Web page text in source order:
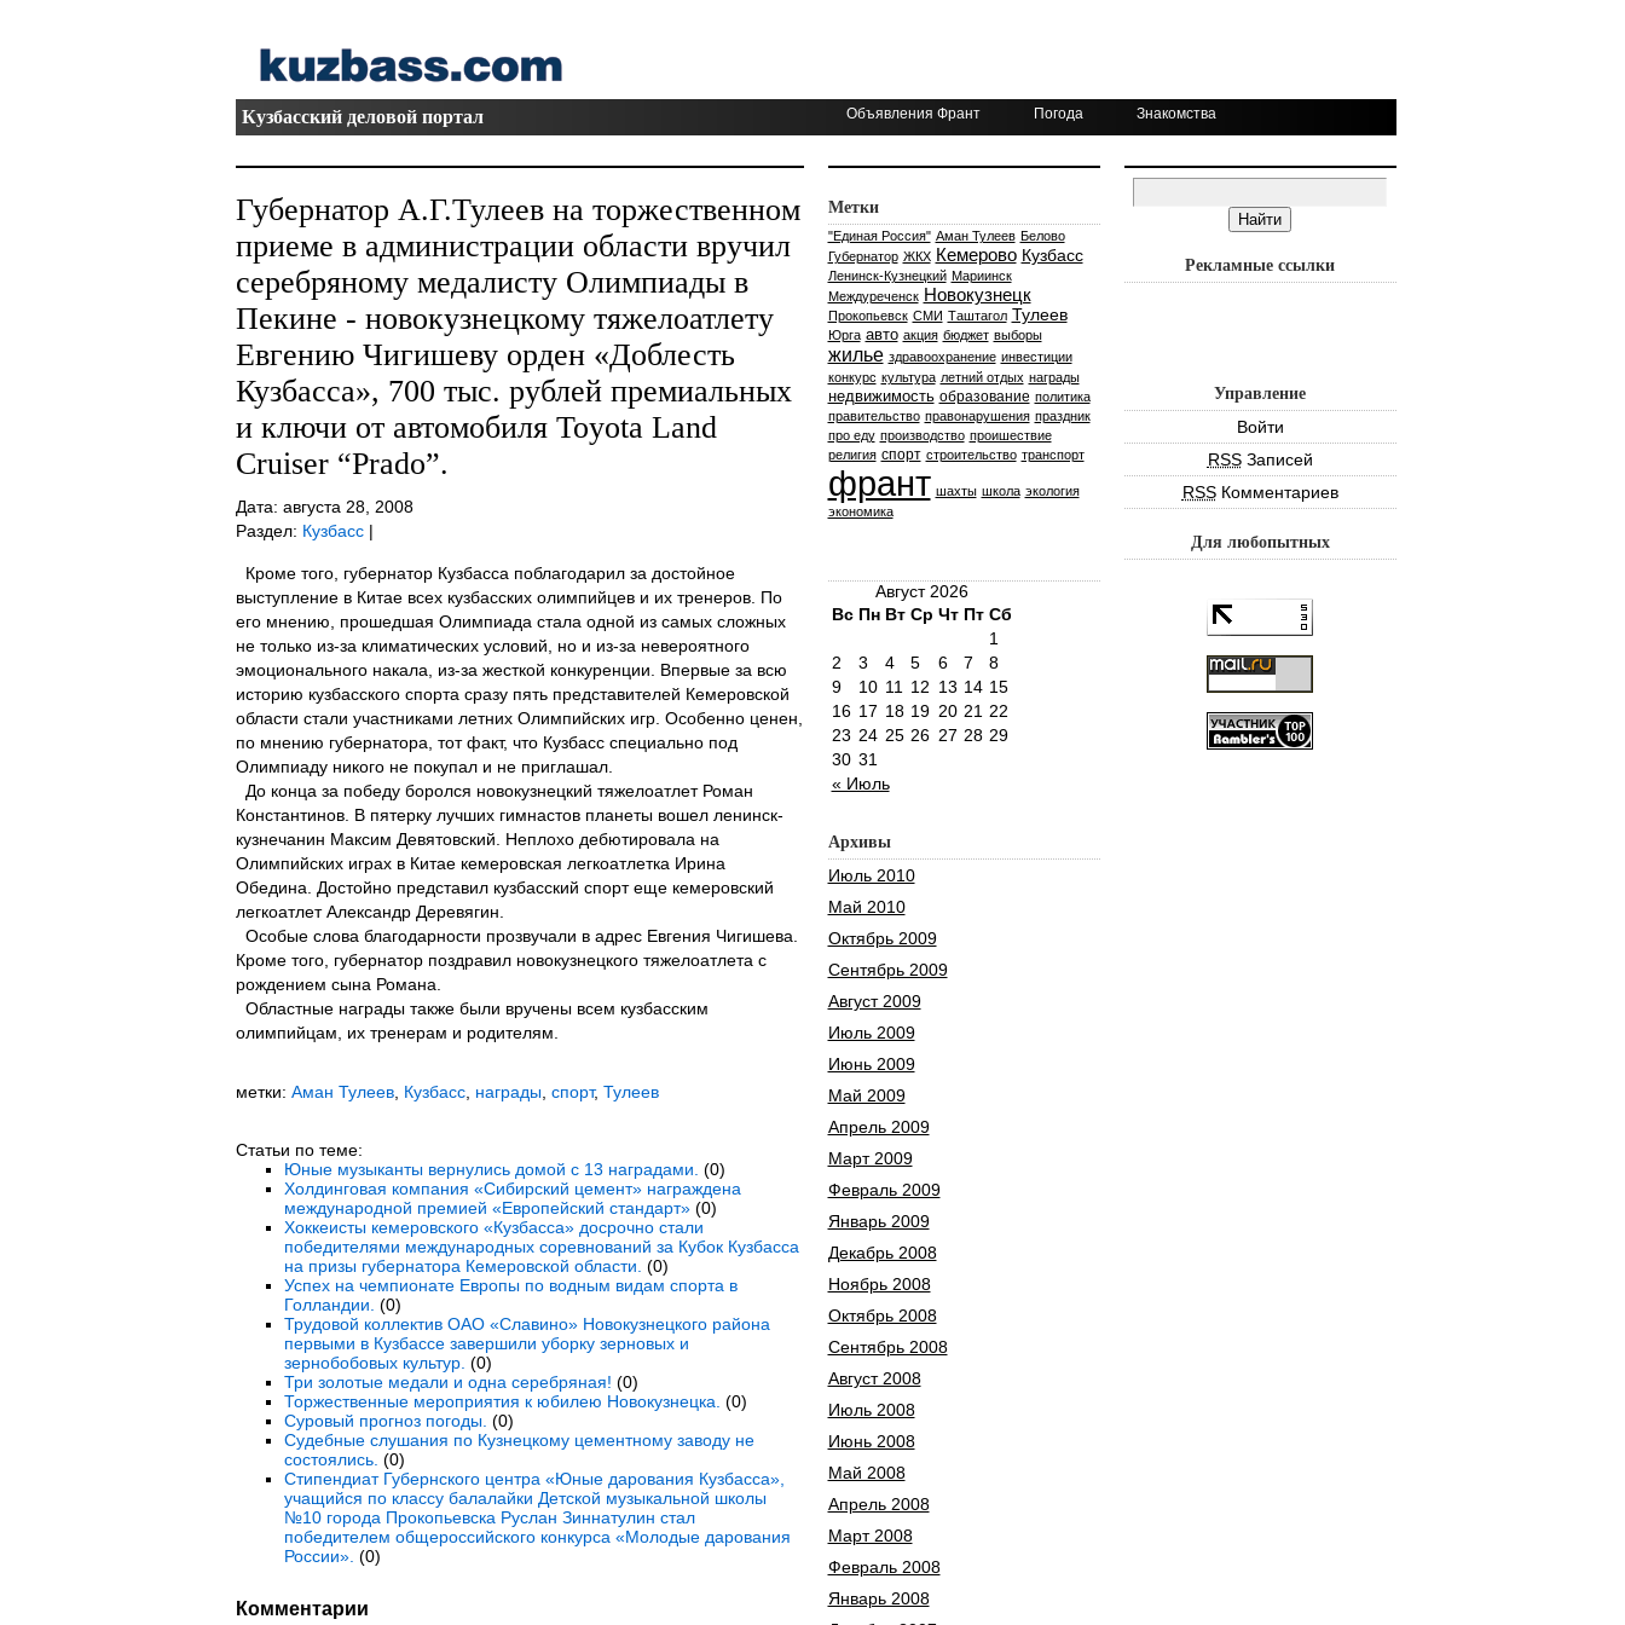
Кузбасский деловой портал Объявления Франт Погода Знакомства
Губернатор А.Г.Тулеев на торжественном
приеме в администрации области вручил
серебряному медалисту Олимпиады в
Пекине - новокузнецкому тяжелоатлету
Евгению Чигишеву орден «Доблесть
Кузбасса», 700 тыс. рублей премиальных
и ключи от автомобиля Toyota Land
Cruiser “Prado”.
Дата: августа 28, 2008
Раздел: Кузбасс|
Кроме того, губернатор Кузбасса поблагодарил за достойное
выступление в Китае всех кузбасских олимпийцев и их тренеров. По
его мнению, прошедшая Олимпиада стала одной из самых сложных
не только из-за климатических условий, но и из-за невероятного
эмоционального накала, из-за жесткой конкуренции. Впервые за всю
историю кузбасского спорта сразу пять представителей Кемеровской
области стали участниками летних Олимпийских игр. Особенно ценен,
по мнению губернатора, тот факт, что Кузбасс специально под
Олимпиаду никого не покупал и не приглашал.
До конца за победу боролся новокузнецкий тяжелоатлет Роман
Константинов. В пятерку лучших гимнастов планеты вошел ленинск-
кузнечанин Максим Девятовский. Неплохо дебютировала на
Олимпийских играх в Китае кемеровская легкоатлетка Ирина
Обедина. Достойно представил кузбасский спорт еще кемеровский
легкоатлет Александр Деревягин.
Особые слова благодарности прозвучали в адрес Евгения Чигишева.
Кроме того, губернатор поздравил новокузнецкого тяжелоатлета с
рождением сына Романа.
Областные награды также были вручены всем кузбасским
олимпийцам, их тренерам и родителям.
метки: Аман Тулеев, Кузбасс, награды, спорт, Тулеев
Статьи по теме:
Юные музыканты вернулись домой с 13 наградами. (0)
Холдинговая компания «Сибирский цемент» награждена
международной премией «Европейский стандарт»(0)
Хоккеисты кемеровского «Кузбасса» досрочно стали
победителями международных соревнований за Кубок Кузбасса
на призы губернатора Кемеровской области. (0)
Успех на чемпионате Европы по водным видам спорта в
Голландии. (0)
Трудовой коллектив ОАО «Славино» Новокузнецкого района
первыми в Кузбассе завершили уборку зерновых и
зернобобовых культур. (0)
Три золотые медали и одна серебряная! (0)
Торжественные мероприятия к юбилею Новокузнецка. (0)
Суровый прогноз погоды. (0)
Судебные слушания по Кузнецкому цементному заводу не
состоялись. (0)
Стипендиат Губернского центра «Юные дарования Кузбасса»,
учащийся по классу балалайки Детской музыкальной школы
№10 города Прокопьевска Руслан Зиннатулин стал
победителем общероссийского конкурса «Молодые дарования
России». (0)
Комментарии
Метки
"Единая Россия" Аман Тулеев Белово
Губернатор ЖКХ Кемерово Кузбасс
Ленинск-Кузнецкий Мариинск
Междуреченск Новокузнецк
Прокопьевск СМИ Таштагол Тулеев
Юрга авто акция бюджет выборы
жилье здравоохранение инвестиции
конкурс культура летний отдых награды
недвижимость образование политика
правительство правонарушения праздник
про еду производство проишествие
религия спорт строительство транспорт
франт шахты школа экология
экономика
Август 2026
Вс Пн Вт Ср Чт Пт Сб
« Июль
1
2
3 4 5 6 7
8
9
10 11 12 13 14 15
16 17 18 19 20 21 22
23 24 25 26 27 28 29
30 31
Архивы
Июль 2010
Май 2010
Октябрь 2009
Сентябрь 2009
Август 2009
Июль 2009
Июнь 2009
Май 2009
Апрель 2009
Март 2009
Февраль 2009
Январь 2009
Декабрь 2008
Ноябрь 2008
Октябрь 2008
Сентябрь 2008
Август 2008
Июль 2008
Июнь 2008
Май 2008
Апрель 2008
Март 2008
Февраль 2008
Январь 2008
Рекламные ссылки
Управление
Войти
RSSЗаписей
RSSКомментариев
Для любопытных